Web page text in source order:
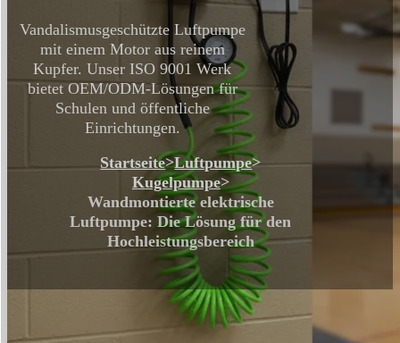
Vandalismusgeschützte Luftpumpe
mit einem Motor aus reinem
Kupfer. Unser ISO 9001 Werk
bietet OEM/ODM-Lösungen für
Schulen und öffentliche
Einrichtungen.
Startseite>Luftpumpe>
Kugelpumpe>
Wandmontierte elektrische
Luftpumpe: Die Lösung für den
Hochleistungsbereich